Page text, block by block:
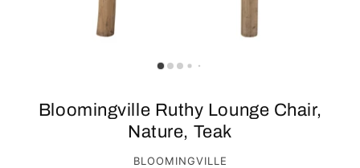
Bloomingville Ruthy Lounge Chair,
Nature, Teak
BLOOMINGVILLE